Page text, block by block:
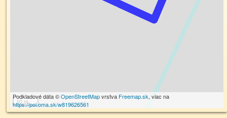
10 m
Podkladové dáta ©OpenStreetMapvrstva Freemap.sk, viac na
https://poi.oma.sk/w819626561